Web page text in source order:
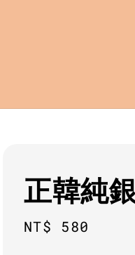
正韓純
Regular
NT$ 580